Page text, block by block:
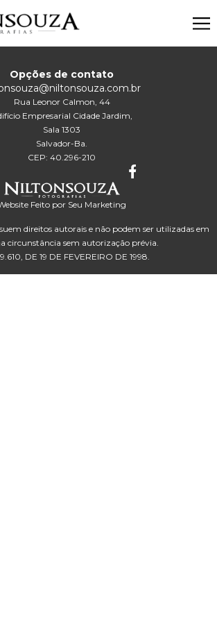
Opções de contato
Rua Leonor Calmon, 44
Empresarial Cidade Jardim,
Sala 1303
Salvador-Ba.
CEP: 40.296-210
Feito por Seu Marketing
direitos autorais e não podem ser utilizadas em
circunstância sem autorização prévia.
DE 19 DE FEVEREIRO DE 1998.